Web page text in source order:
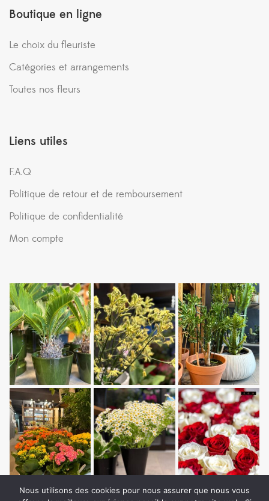
Boutique en ligne
Le choix du fleuriste
Catégories et arrangements
Toutes nos fleurs
Liens utiles
F.A.Q
Politique de retour et de remboursement
Politique de confidentialité
Mon compte
Nous utilisons des cookies pour nous assurer que nous vous